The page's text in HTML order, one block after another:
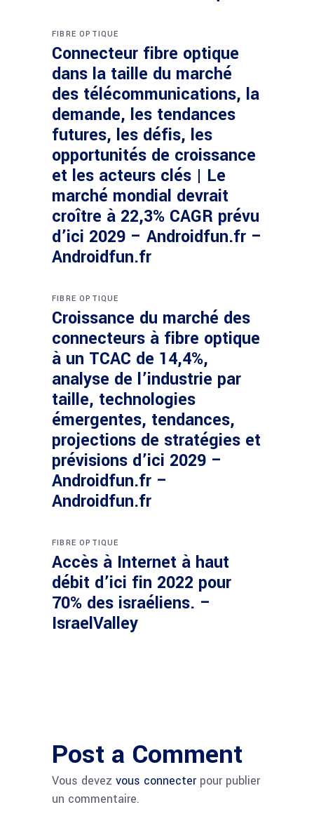
FIBRE OPTIQUE
Connecteur fibre optique
dans la taille du marché
des télécommunications, la
demande, les tendances
futures, les défis, les
opportunités de croissance
et les acteurs clés | Le
marché mondial devrait
croître à 22,3% CAGR prévu
d’ici 2029 – Androidfun.fr –
Androidfun.fr
FIBRE OPTIQUE
Croissance du marché des
connecteurs à fibre optique
à un TCAC de 14,4%,
analyse de l’industrie par
taille, technologies
émergentes, tendances,
projections de stratégies et
prévisions d’ici 2029 –
Androidfun.fr –
Androidfun.fr
FIBRE OPTIQUE
Accès à Internet à haut
débit d’ici fin 2022 pour
70% des israéliens. –
IsraelValley
Post a Comment
Vous devez vous connecterpour publier
un commentaire.